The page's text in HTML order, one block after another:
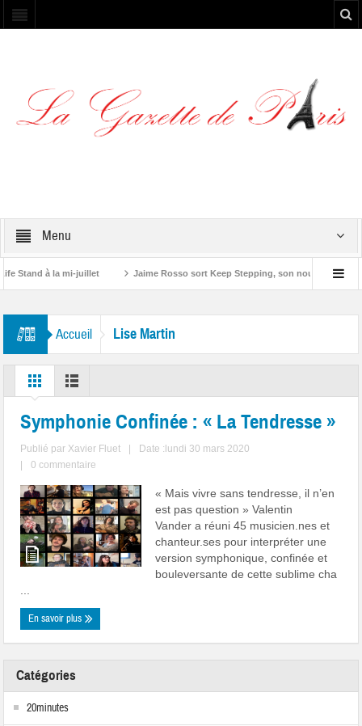
Menu
Stand à la mi-juillet Jaime Rosso sort Keep Stepping, son nouvel EP
Accueil Lise Martin
Symphonie Confinée : « La Tendresse »
Publié par Xavier Fluet
Date :lundi 30 mars 2020
0 commentaire
« Mais vivre sans tendresse, il n’en
est pas question » Valentin
Vander a réuni 45 musicien.nes et
chanteur.ses pour interpréter une
version symphonique, confinée et
bouleversante de cette sublime cha
En savoir plus
Catégories
20minutes